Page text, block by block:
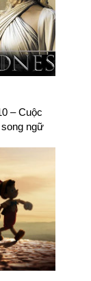
– Cuộc
song ngữ